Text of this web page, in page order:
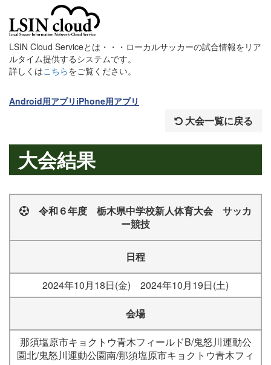
LSIN Cloud Serviceとは・・・ローカルサッカーの試合情報をリア
ルタイム提供するシステムです。
詳しくはこちらをご覧ください。
Android用アプリ iPhone用アプリ
大会一覧に戻る
大会結果
令和６年度 栃木県中学校新人体育大会 サッカ
ー競技
日程
2024年10月18日(金) 2024年10月19日(土)
会場
那須塩原市キョクトウ青木フィールドB/鬼怒川運動公
園北/鬼怒川運動公園南/那須塩原市キョクトウ青木フィ